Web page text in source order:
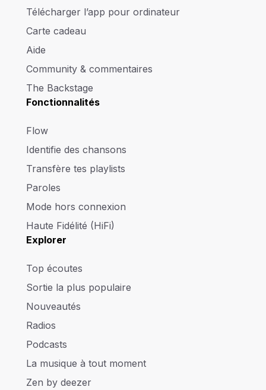
Télécharger l’app pour ordinateur
Carte cadeau
Aide
Community & commentaires
The Backstage
Fonctionnalités
Flow
Identifie des chansons
Transfère tes playlists
Paroles
Mode hors connexion
Haute Fidélité (HiFi)
Explorer
Top écoutes
Sortie la plus populaire
Nouveautés
Radios
Podcasts
La musique à tout moment
Zen by deezer